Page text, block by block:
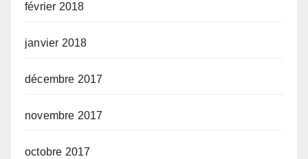
février 2018
janvier 2018
décembre 2017
novembre 2017
octobre 2017